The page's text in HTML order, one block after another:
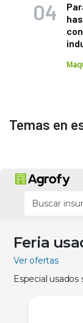
Temas en
Feria
Ver ofertas
Especial usados